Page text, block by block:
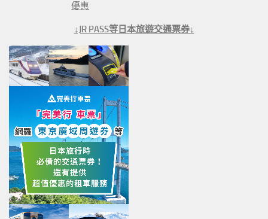
優惠
↓JR PASS等日本旅遊交通票券↓